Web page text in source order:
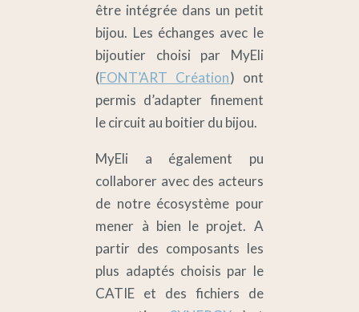
être intégrée dans un petit
bijou. Les échanges avec le
bijoutier choisi par MyEli
(FONT’ART Création) ont
permis d’adapter finement
le circuit au boitier du bijou.
MyEli a également pu
collaborer avec des acteurs
de notre écosystème pour
mener à bien le projet. A
partir des composants les
plus adaptés choisis par le
CATIE et des fichiers de